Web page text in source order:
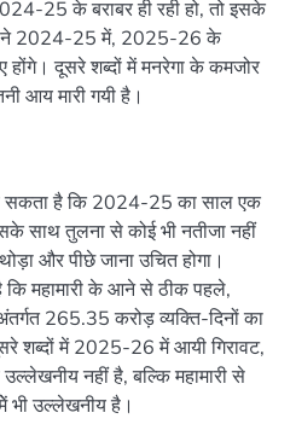
25 के बराबर ही रही हो, तो इसके
ने 2024-25 में, 2025-26 के
दूसरे शब्दों में मनरेगा के कमजोर
आय मारी गयी है।
सकता है कि 2024-25 का साल एक
साथ तुलना से कोई भी नतीजा नहीं
और पीछे जाना उचित होगा।
कि महामारी के आने से ठीक पहले,
265.35 करोड़ व्यक्ति-दिनों का
शब्दों में 2025-26 में आयी गिरावट,
नहीं है, बल्कि महामारी से
भी उल्लेखनीय है।